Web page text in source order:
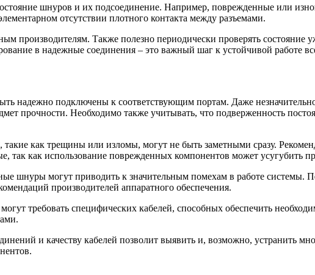
шнуров и их подсоединение. Например, поврежденные или
отсутствии плотного контакта между разъемами.
производителям. Также полезно периодически проверять состояние
в надежные соединения – это важный шаг к устойчивой работе
надежно подключены к соответствующим портам. Даже
прочности. Необходимо также учитывать, что подверженность
как трещины или изломы, могут не быть заметными сразу.
так как использование поврежденных компонентов может усугубить
шнуры могут приводить к значительным помехам в работе системы.
производителей аппаратного обеспечения.
требовать специфических кабелей, способных обеспечить
и качеству кабелей позволит выявить и, возможно, устранить